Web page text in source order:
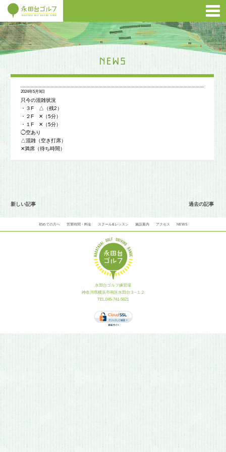
2024年5月9日
只今の混雑状況
・３F △（残2）
・２F ✕（5分）
・１F ✕（5分）
◯空あり
△混雑（空き打席）
✕満席（待ち時間）
新しい記事 過去の記事
初めての方へ 営業時間・料金 スクール&レッスン 施設案内 アクセス NEWS
永田台ゴルフ練習場
神奈川県横浜市南区永田台３−１２
TEL.045-741-5621